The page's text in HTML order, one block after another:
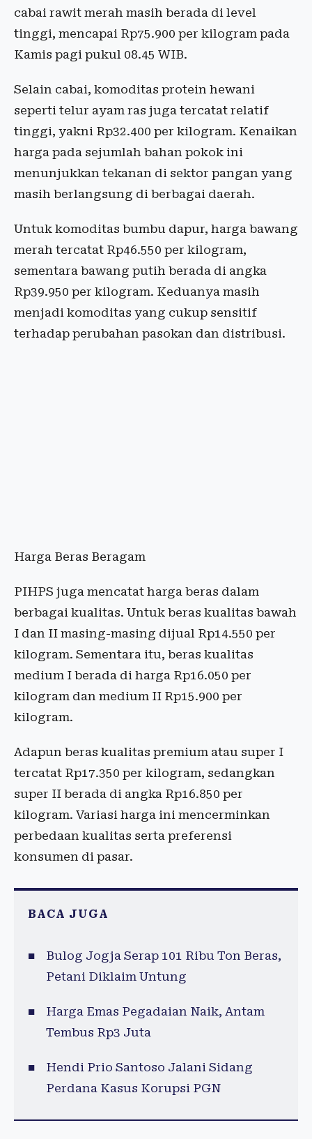
cabai rawit merah masih berada di level
tinggi, mencapai Rp75.900 per kilogram pada
Kamis pagi pukul 08.45 WIB.
Selain cabai, komoditas protein hewani
seperti telur ayam ras juga tercatat relatif
tinggi, yakni Rp32.400 per kilogram. Kenaikan
harga pada sejumlah bahan pokok ini
menunjukkan tekanan di sektor pangan yang
masih berlangsung di berbagai daerah.
Untuk komoditas bumbu dapur, harga bawang
merah tercatat Rp46.550 per kilogram,
sementara bawang putih berada di angka
Rp39.950 per kilogram. Keduanya masih
menjadi komoditas yang cukup sensitif
terhadap perubahan pasokan dan distribusi.
Harga Beras Beragam
PIHPS juga mencatat harga beras dalam
berbagai kualitas. Untuk beras kualitas bawah
I dan II masing-masing dijual Rp14.550 per
kilogram. Sementara itu, beras kualitas
medium I berada di harga Rp16.050 per
kilogram dan medium II Rp15.900 per
kilogram.
Adapun beras kualitas premium atau super I
tercatat Rp17.350 per kilogram, sedangkan
super II berada di angka Rp16.850 per
kilogram. Variasi harga ini mencerminkan
perbedaan kualitas serta preferensi
konsumen di pasar.
BACA JUGA
Bulog Jogja Serap 101 Ribu Ton Beras,
Petani Diklaim Untung
Harga Emas Pegadaian Naik, Antam
Tembus Rp3 Juta
Hendi Prio Santoso Jalani Sidang
Perdana Kasus Korupsi PGN